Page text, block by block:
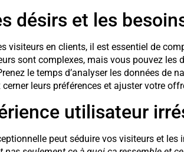
désirs et les
visiteurs en clients, il est essentiel de
sont complexes, mais vous pouvez les
le temps d’analyser les données de
leurs préférences et ajuster votre
utilisateur
peut séduire vos visiteurs et les